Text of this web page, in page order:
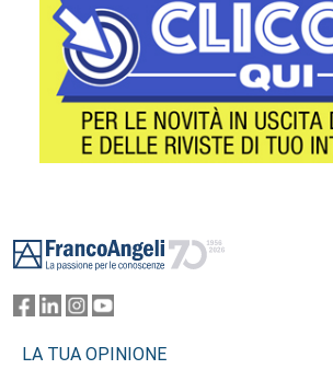
LA TUA OPINIONE